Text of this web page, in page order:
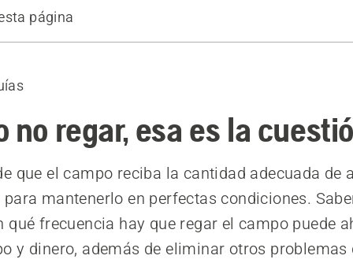
página
una gran cantidad de dinero
en los datos
puede ocasionar un exceso de agua?
Lilienberg
no regar, esa es la
que el campo reciba la cantidad adecuada de
mantenerlo en perfectas condiciones.
qué frecuencia hay que regar el campo puede
y dinero, además de eliminar otros problemas